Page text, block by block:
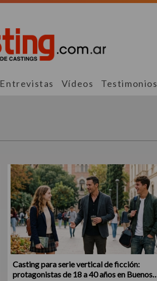
Entrevistas Vídeos Testimonios
Casting para serie vertical de ficción:
protagonistas de 18 a 40 años en Buenos